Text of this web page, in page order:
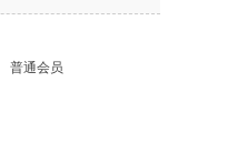
普通会员